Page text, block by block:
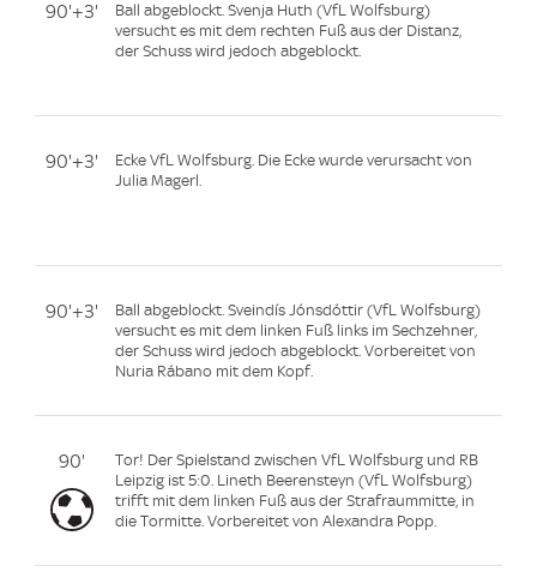
90'+3'
Ball abgeblockt. Svenja Huth (VfL Wolfsburg)
versucht es mit dem rechten Fuß aus der Distanz,
der Schuss wird jedoch abgeblockt.
90'+3'
Ecke VfL Wolfsburg. Die Ecke wurde verursacht von
Julia Magerl.
90'+3'
Ball abgeblockt. Sveindís Jónsdóttir (VfL Wolfsburg)
versucht es mit dem linken Fuß links im Sechzehner,
der Schuss wird jedoch abgeblockt. Vorbereitet von
Nuria Rábano mit dem Kopf.
90'
Tor! Der Spielstand zwischen VfL Wolfsburg und RB
Leipzig ist 5:0. Lineth Beerensteyn (VfL Wolfsburg)
trifft mit dem linken Fuß aus der Strafraummitte, in
die Tormitte. Vorbereitet von Alexandra Popp.